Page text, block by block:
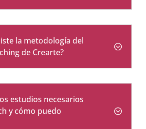
la metodología del
de Crearte?
estudios necesarios
y cómo puedo